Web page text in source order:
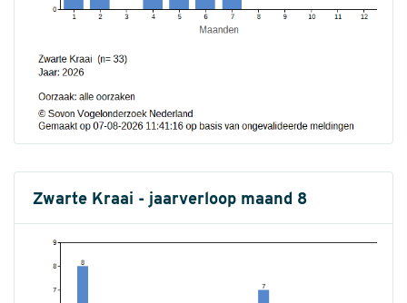
Zwarte Kraai - jaarverloop maand 8